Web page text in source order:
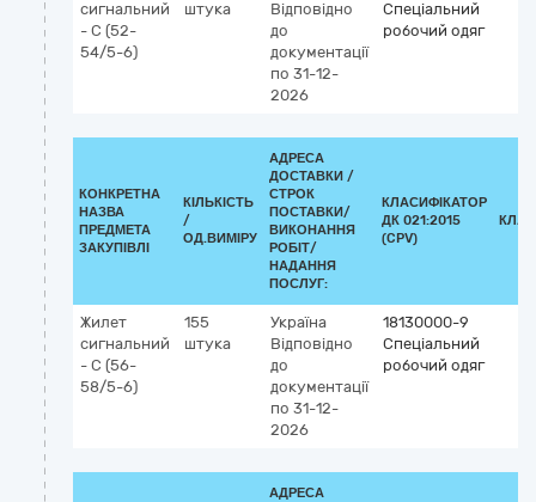
сигнальний
- С (52-
54/5-6)
штука
Відповідно
до
документації
по 31-12-
2026
Спеціальний
робочий одяг
КОНКРЕТНА
НАЗВА
ПРЕДМЕТА
ЗАКУПІВЛІ
КІЛЬКІСТЬ
/
ОД.ВИМІРУ
АДРЕСА
ДОСТАВКИ /
СТРОК
ПОСТАВКИ/
ВИКОНАННЯ
РОБІТ/
НАДАННЯ
ПОСЛУГ:
КЛАСИФІКАТОР
ДК 021:2015
(CPV)
Жилет
сигнальний
- С (56-
58/5-6)
155
штука
Україна
Відповідно
до
документації
по 31-12-
2026
18130000-9
Спеціальний
робочий одяг
АДРЕСА